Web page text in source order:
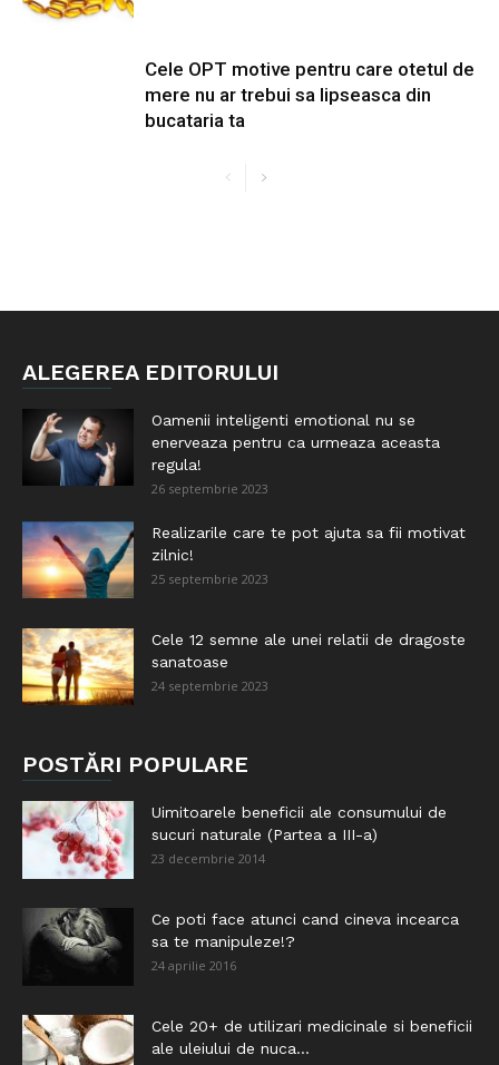
Cele OPT motive pentru care otetul de
mere nu ar trebui sa lipseasca din
bucataria ta
ALEGEREA EDITORULUI
Oamenii inteligenti emotional nu se
enerveaza pentru ca urmeaza aceasta
regula!
26 septembrie 2023
Realizarile care te pot ajuta sa fii motivat
zilnic!
25 septembrie 2023
Cele 12 semne ale unei relatii de dragoste
sanatoase
24 septembrie 2023
POSTĂRI POPULARE
Uimitoarele beneficii ale consumului de
sucuri naturale (Partea a III-a)
23 decembrie 2014
Ce poti face atunci cand cineva incearca
sa te manipuleze!?
24 aprilie 2016
Cele 20+ de utilizari medicinale si beneficii
ale uleiului de nuca...